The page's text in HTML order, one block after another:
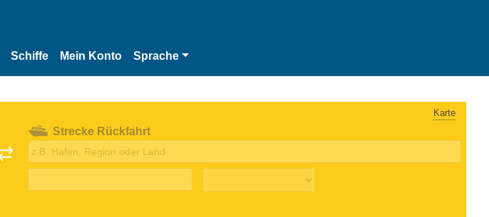
Schiffe Mein Konto Sprache
Karte
Strecke Rückfahrt